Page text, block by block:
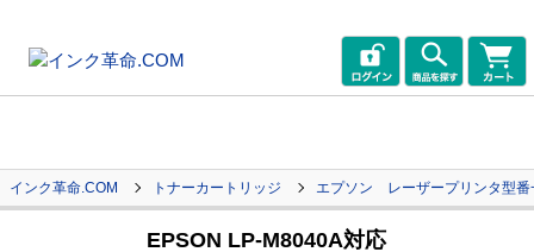
インク革命.COM トナーカートリッジ エプソン レーザープリンタ型番
EPSON LP-M8040A対応